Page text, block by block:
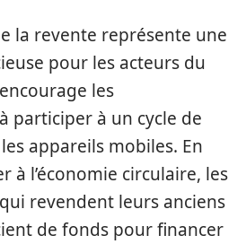
la revente représente une
pour les acteurs du
les
participer à un cycle de
appareils mobiles. En
à l’économie circulaire, les
revendent leurs anciens
de fonds pour financer